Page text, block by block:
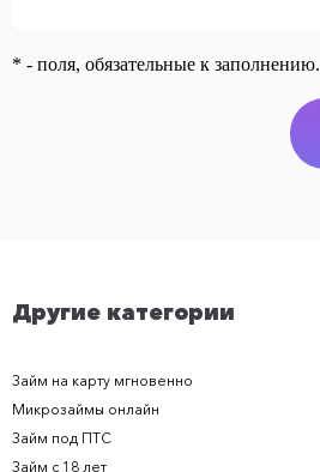
* - поля, обязательные к заполнению.
Другие категории
Займ на карту мгновенно
Микрозаймы онлайн
Займ под ПТС
Займ с 18 лет